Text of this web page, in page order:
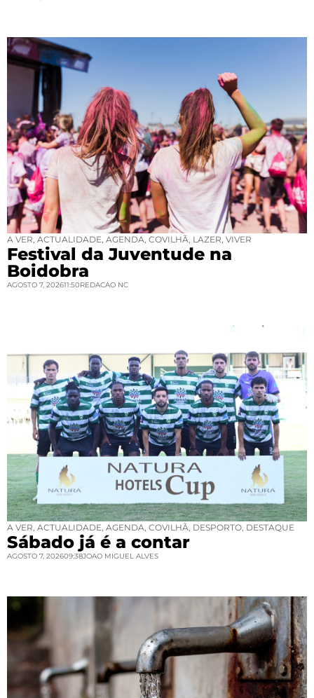
A VER ACTUALIDADE AGENDA COVILHÃ LAZER VIVER
Festival da Juventude na
Boidobra
AGOSTO 7, 202611:50REDACAO NC
A VER ACTUALIDADE AGENDA COVILHÃ DESPORTO DESTAQUE
Sábado já é a contar
AGOSTO 7, 202609:38JOAO MIGUEL ALVES